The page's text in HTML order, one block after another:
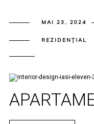
MAI 23, 2024
REZIDENȚIAL